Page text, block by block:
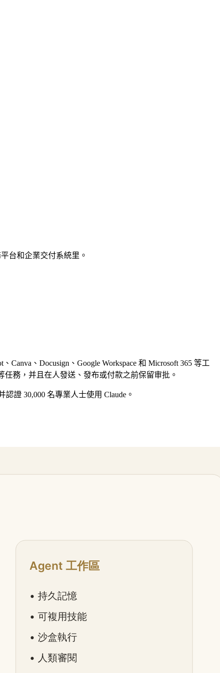
台和企業交付系統里。
Canva、Docusign、Google Workspace 和 Microsoft 365 等工
任務，并且在人發送、發布或付款之前保留审批。
證 30,000 名專業人士使用 Claude。